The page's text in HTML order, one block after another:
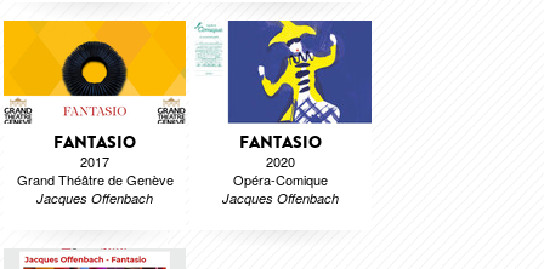
FANTASIO
2017
Grand Théâtre de Genève
Jacques Offenbach
FANTASIO
2020
Opéra-Comique
Jacques Offenbach